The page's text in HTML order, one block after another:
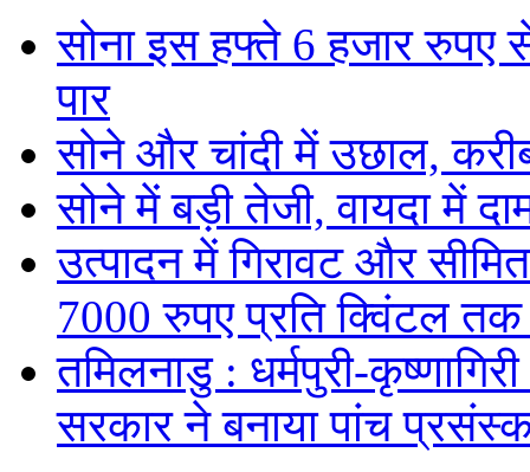
सोना इस हफ्ते 6 हजार
पार
सोने और चांदी में उछाल,
सोने में बड़ी तेजी, वायदा में
उत्पादन में गिरावट और
7000 रुपए प्रति क्विंटल
तमिलनाडु : धर्मपुरी-
सरकार ने बनाया पांच